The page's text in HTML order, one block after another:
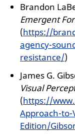
Brandon
Emergent
(https://
agency-
resistance/)
James G.
Visual
(https://
Approach-to-
Edition/